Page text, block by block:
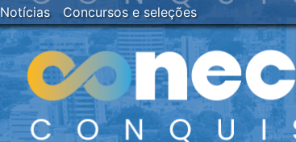
Notícias Concursos e seleções